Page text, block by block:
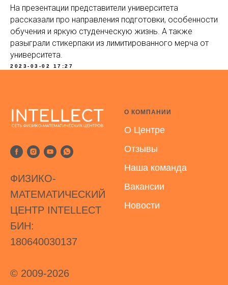
На презентации представители университета
рассказали про направления подготовки, особенности
обучения и яркую студенческую жизнь. А также
разыграли стикерпаки из лимитированного мерча от
университета.
2023-03-02 17:27
ФИЗИКО-
МАТЕМАТИЧЕСКИЙ
ЦЕНТР INTELLECT
БИН:
180640030137
© 2009-2026
О КОМПАНИИ
О Центре
Отзывы
Наша команда
Вакансии
Новости